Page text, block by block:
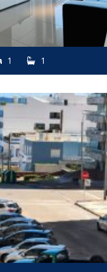
1 1
USD 240,000
Apartamento #8073
PENÍNSULA
USD 240,000
Apartamento #6797